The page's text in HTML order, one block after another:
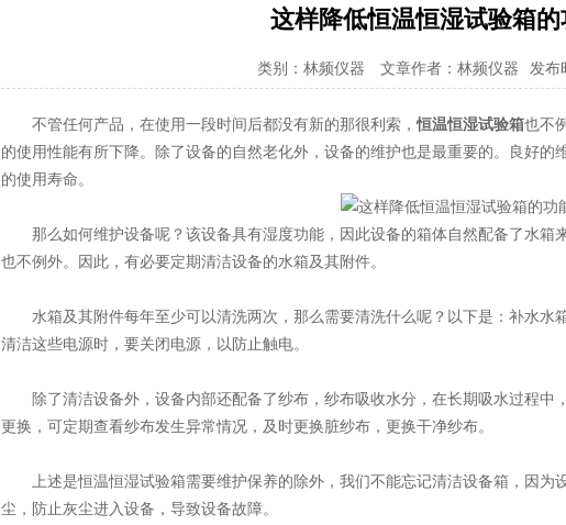
这样降低恒温恒湿试验箱
类别：林频仪器 文章作者：林频仪器 发布
不管任何产品，在使用一段时间后都没有新的那很利索，恒温恒湿试验箱也不
的使用性能有所下降。除了设备的自然老化外，设备的维护也是最重要的。良好
的使用寿命。
那么如何维护设备呢？该设备具有湿度功能，因此设备的箱体自然配备了水箱
也不例外。因此，有必要定期清洁设备的水箱及其附件。
水箱及其附件每年至少可以清洗两次，那么需要清洗什么呢？以下是：补水水
清洁这些电源时，要关闭电源，以防止触电。
除了清洁设备外，设备内部还配备了纱布，纱布吸收水分，在长期吸水过程中
更换，可定期查看纱布发生异常情况，及时更换脏纱布，更换干净纱布。
上述是恒温恒湿试验箱需要维护保养的除外，我们不能忘记清洁设备箱，因为
尘，防止灰尘进入设备，导致设备故障。